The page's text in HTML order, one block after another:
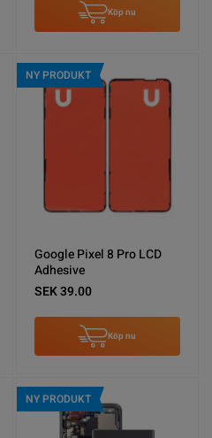
Köp nu
NY PRODUKT
Google Pixel 8 Pro LCD
Adhesive
SEK 39.00
Köp nu
NY PRODUKT